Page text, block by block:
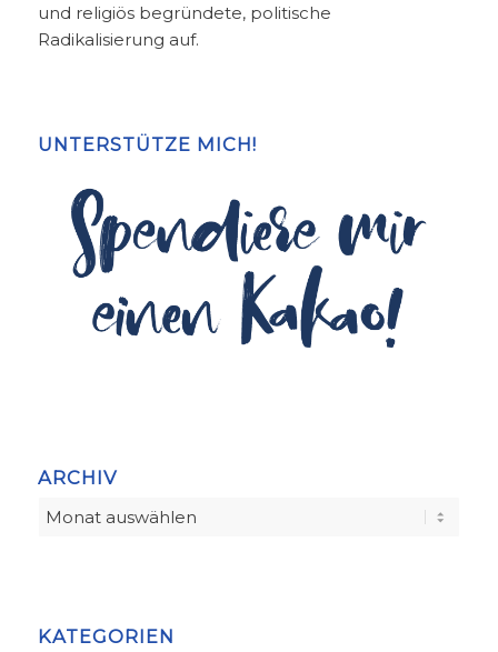
und religiös begründete, politische
Radikalisierung auf.
UNTERSTÜTZE MICH!
ARCHIV
KATEGORIEN